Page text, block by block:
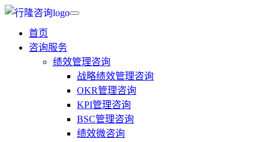
首页
咨询服务
绩效管理咨询
战略绩效管理咨询
OKR管理咨询
KPI管理咨询
BSC管理咨询
绩效微咨询